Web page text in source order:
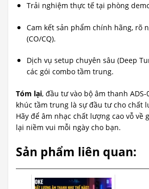
Trải nghiệm thực tế tại phòng
Cam kết sản phẩm chính hãng, rõ
(CO/CQ).
Dịch vụ setup chuyên sâu (Deep
các gói combo tầm trung.
Tóm lại, đầu tư vào bộ âm thanh ADS-
khúc tầm trung là sự đầu tư cho chất
Hãy để âm nhạc chất lượng cao vỗ về
lại niềm vui mỗi ngày cho bạn.
Sản phẩm liên quan: